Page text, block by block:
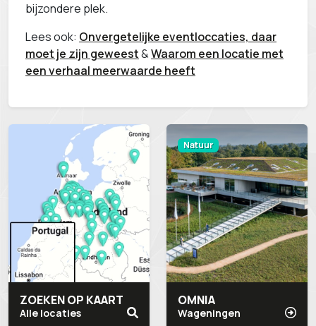
bijzondere plek.
Lees ook: Onvergetelijke eventloccaties, daar
moet je zijn geweest&Waarom een locatie met
een verhaal meerwaarde heeft
ZOEKEN OP KAART
Alle locaties
Natuur
OMNIA
Wageningen